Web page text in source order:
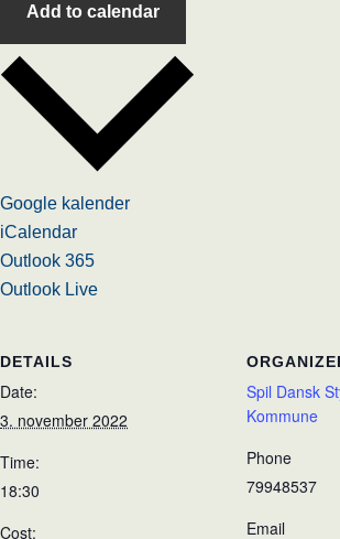
Add to calendar
Google kalender
iCalendar
Outlook 365
Outlook Live
DETAILS
Date:
3. november 2022
Time:
18:30
Cost:
Spil Dansk
Kommune
Phone
79948537
Email